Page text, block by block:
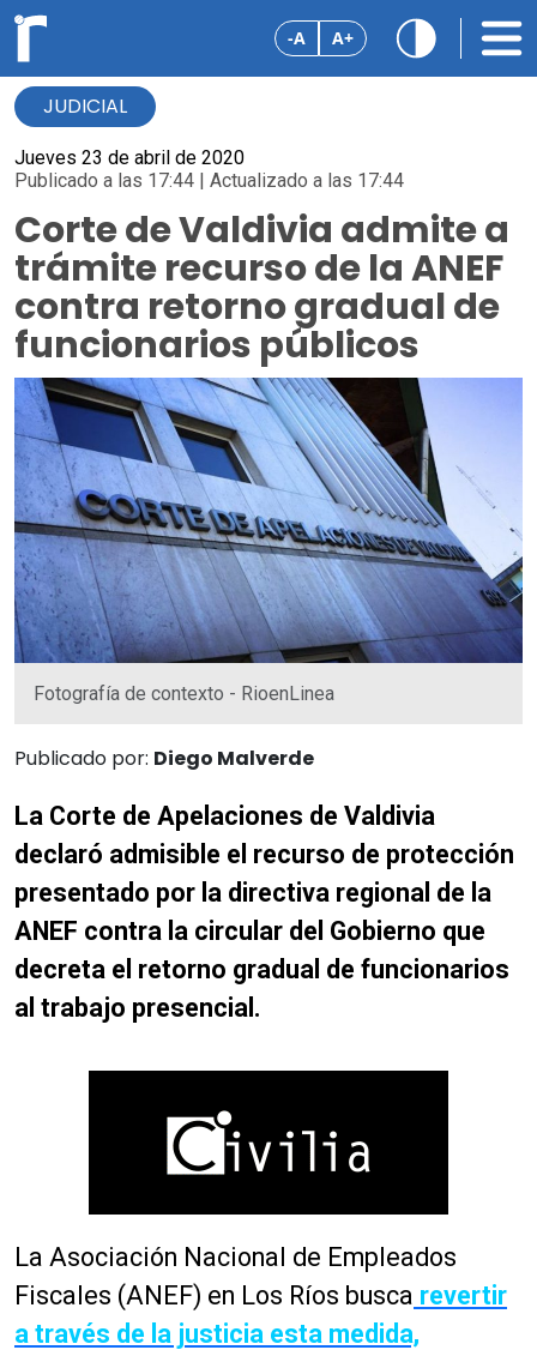
-A A+
JUDICIAL
Jueves 23 de abril de 2020
Publicado a las 17:44 | Actualizado a las 17:44
Corte de Valdivia admite a
trámite recurso de la ANEF
contra retorno gradual de
funcionarios públicos
Fotografía de contexto - RioenLinea
Publicado por: Diego Malverde
La Corte de Apelaciones de Valdivia
declaró admisible el recurso de protección
presentado por la directiva regional de la
ANEF contra la circular del Gobierno que
decreta el retorno gradual de funcionarios
al trabajo presencial.
La Asociación Nacional de Empleados
Fiscales (ANEF) en Los Ríos busca revertir
a través de la justicia esta medida,